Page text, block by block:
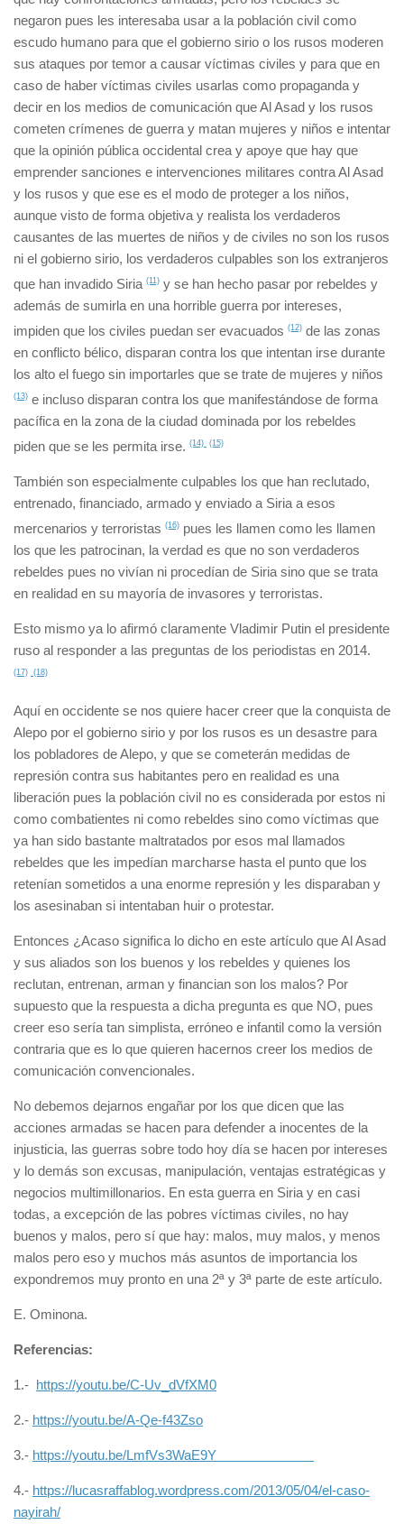
negaron pues les interesaba usar a la población civil como
escudo humano para que el gobierno sirio o los rusos moderen
sus ataques por temor a causar víctimas civiles y para que en
caso de haber víctimas civiles usarlas como propaganda y
decir en los medios de comunicación que Al Asad y los rusos
cometen crímenes de guerra y matan mujeres y niños e intentar
que la opinión pública occidental crea y apoye que hay que
emprender sanciones e intervenciones militares contra Al Asad
y los rusos y que ese es el modo de proteger a los niños,
aunque visto de forma objetiva y realista los verdaderos
causantes de las muertes de niños y de civiles no son los rusos
ni el gobierno sirio, los verdaderos culpables son los extranjeros
que han invadido Siria (11) y se han hecho pasar por rebeldes y
además de sumirla en una horrible guerra por intereses,
impiden que los civiles puedan ser evacuados (12) de las zonas
en conflicto bélico, disparan contra los que intentan irse durante
los alto el fuego sin importarles que se trate de mujeres y niños
(13) e incluso disparan contra los que manifestándose de forma
pacífica en la zona de la ciudad dominada por los rebeldes
piden que se les permita irse. (14) (15)
También son especialmente culpables los que han reclutado,
entrenado, financiado, armado y enviado a Siria a esos
mercenarios y terroristas (16) pues les llamen como les llamen
los que les patrocinan, la verdad es que no son verdaderos
rebeldes pues no vivían ni procedían de Siria sino que se trata
en realidad en su mayoría de invasores y terroristas.
Esto mismo ya lo afirmó claramente Vladimir Putin el presidente
ruso al responder a las preguntas de los periodistas en 2014.
(17) (18)
Aquí en occidente se nos quiere hacer creer que la conquista de
Alepo por el gobierno sirio y por los rusos es un desastre para
los pobladores de Alepo, y que se cometerán medidas de
represión contra sus habitantes pero en realidad es una
liberación pues la población civil no es considerada por estos ni
como combatientes ni como rebeldes sino como víctimas que
ya han sido bastante maltratados por esos mal llamados
rebeldes que les impedían marcharse hasta el punto que los
retenían sometidos a una enorme represión y les disparaban y
los asesinaban si intentaban huir o protestar.
Entonces ¿Acaso significa lo dicho en este artículo que Al Asad
y sus aliados son los buenos y los rebeldes y quienes los
reclutan, entrenan, arman y financian son los malos? Por
supuesto que la respuesta a dicha pregunta es que NO, pues
creer eso sería tan simplista, erróneo e infantil como la versión
contraria que es lo que quieren hacernos creer los medios de
comunicación convencionales.
No debemos dejarnos engañar por los que dicen que las
acciones armadas se hacen para defender a inocentes de la
injusticia, las guerras sobre todo hoy día se hacen por intereses
y lo demás son excusas, manipulación, ventajas estratégicas y
negocios multimillonarios. En esta guerra en Siria y en casi
todas, a excepción de las pobres víctimas civiles, no hay
buenos y malos, pero sí que hay: malos, muy malos, y menos
malos pero eso y muchos más asuntos de importancia los
expondremos muy pronto en una 2ª y 3ª parte de este artículo.
E. Ominona.
Referencias:
1.- https://youtu.be/C-Uv_dVfXM0
2.- https://youtu.be/A-Qe-f43Zso
3.- https://youtu.be/LmfVs3WaE9Y
4.- https://lucasraffablog.wordpress.com/2013/05/04/el-caso-
nayirah/